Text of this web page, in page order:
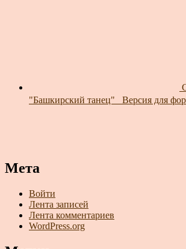
"Башкирский танец"_ Версия для
Мета
Войти
Лента записей
Лента комментариев
WordPress.org